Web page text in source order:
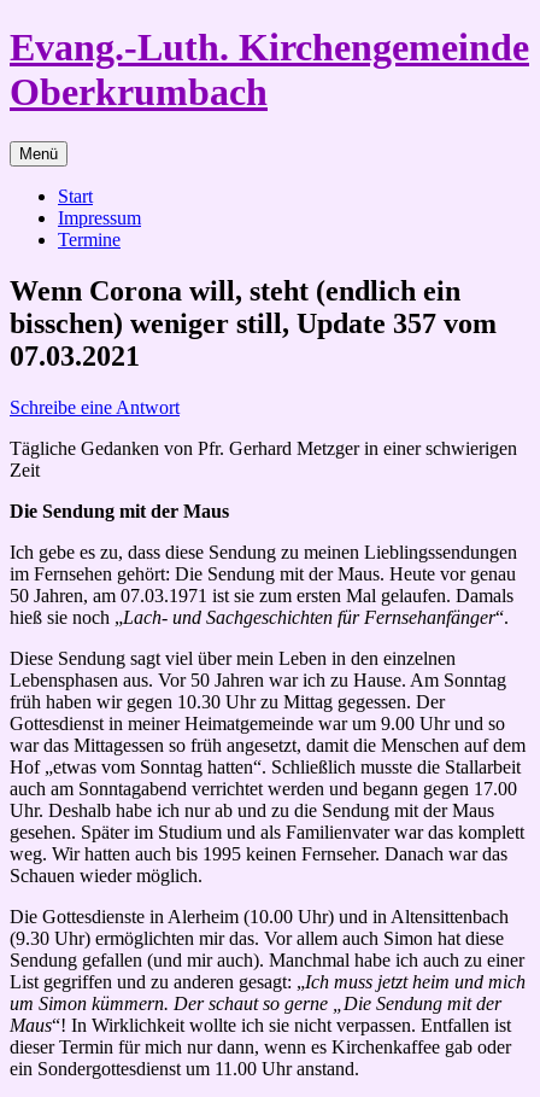
Zum
Inhalt
springen
Evang.-Luth. Kirchengemeinde
Oberkrumbach
Menü
Start
Impressum
Termine
Wenn Corona will, steht (endlich ein
bisschen) weniger still, Update 357 vom
07.03.2021
Schreibe eine Antwort
Tägliche Gedanken von Pfr. Gerhard Metzger in einer schwierigen
Zeit
Die Sendung mit der Maus
Ich gebe es zu, dass diese Sendung zu meinen Lieblingssendungen
im Fernsehen gehört: Die Sendung mit der Maus. Heute vor genau
50 Jahren, am 07.03.1971 ist sie zum ersten Mal gelaufen. Damals
hieß sie noch „Lach- und Sachgeschichten für Fernsehanfänger“.
Diese Sendung sagt viel über mein Leben in den einzelnen
Lebensphasen aus. Vor 50 Jahren war ich zu Hause. Am Sonntag
früh haben wir gegen 10.30 Uhr zu Mittag gegessen. Der
Gottesdienst in meiner Heimatgemeinde war um 9.00 Uhr und so
war das Mittagessen so früh angesetzt, damit die Menschen auf dem
Hof „etwas vom Sonntag hatten“. Schließlich musste die Stallarbeit
auch am Sonntagabend verrichtet werden und begann gegen 17.00
Uhr. Deshalb habe ich nur ab und zu die Sendung mit der Maus
gesehen. Später im Studium und als Familienvater war das komplett
weg. Wir hatten auch bis 1995 keinen Fernseher. Danach war das
Schauen wieder möglich.
Die Gottesdienste in Alerheim (10.00 Uhr) und in Altensittenbach
(9.30 Uhr) ermöglichten mir das. Vor allem auch Simon hat diese
Sendung gefallen (und mir auch). Manchmal habe ich auch zu einer
List gegriffen und zu anderen gesagt: „Ich muss jetzt heim und mich
um Simon kümmern. Der schaut so gerne „Die Sendung mit der
Maus“! In Wirklichkeit wollte ich sie nicht verpassen. Entfallen ist
dieser Termin für mich nur dann, wenn es Kirchenkaffee gab oder
ein Sondergottesdienst um 11.00 Uhr anstand.